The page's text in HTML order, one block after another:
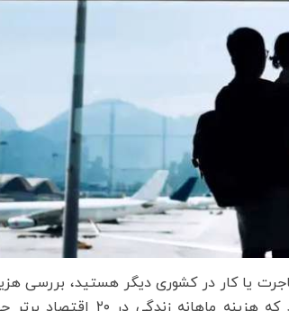
یا کار در کشوری دیگر هستید، بررسی